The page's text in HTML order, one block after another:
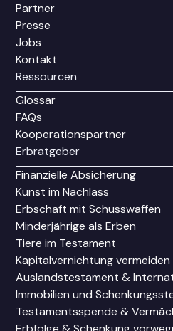
Partner
Presse
Jobs
Kontakt
Ressourcen
Glossar
FAQs
Kooperationspartner
Erbratgeber
Finanzielle Absicherung
Kunst im Nachlass
Erbschaft mit Schusswaffen
Minderjährige als Erben
Tiere im Testament
Kapitalvernichtung vermeiden
Auslandstestament &
Immobilien und
Testamentsspende &